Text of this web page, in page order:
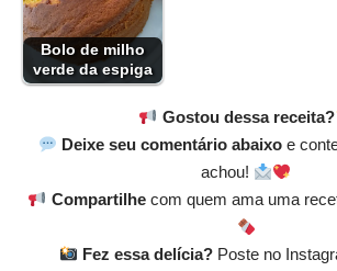
Bolo de milho
verde da espiga
Gostou dessa receita?
Deixe seu comentário abaixoe
achou!
Compartilhecom quem ama uma
Fez essa delícia?Poste no